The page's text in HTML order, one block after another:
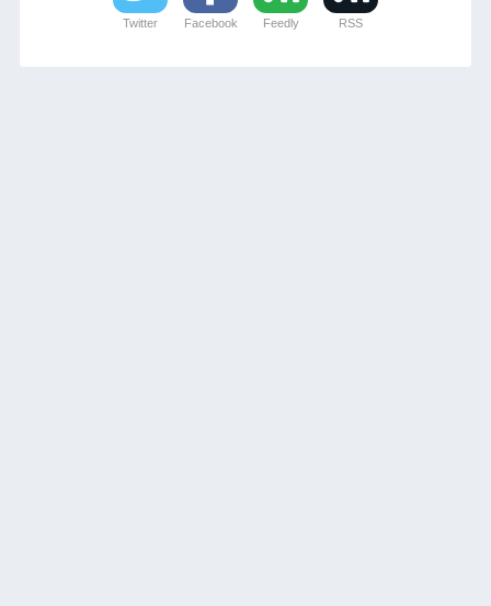
Twitter Facebook Feedly RSS